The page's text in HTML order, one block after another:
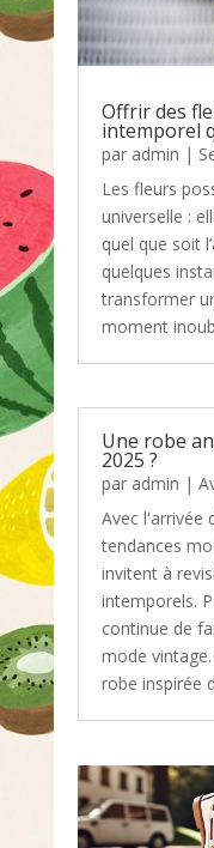
Offrir des
intemporel
par admin |
Les fleurs
universelle :
quel que soit
quelques
transformer
moment
Une robe
2025 ?
par admin |
Avec l'arrivée
tendances
invitent à
intemporels.
continue de
mode
robe inspirée